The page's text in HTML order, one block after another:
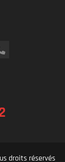
droits réservés